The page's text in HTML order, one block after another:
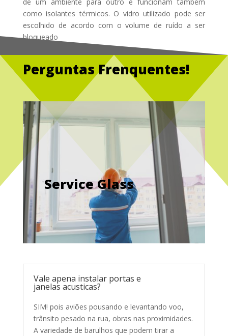
como isolantes térmicos. O vidro utilizado pode ser
escolhido de acordo com o volume de ruído a ser
bloqueado
Perguntas Frenquentes!
Service Glass
Vale apena instalar portas e
janelas acusticas?
SIM! pois aviões pousando e levantando voo,
trânsito pesado na rua, obras nas proximidades.
A variedade de barulhos que podem tirar a